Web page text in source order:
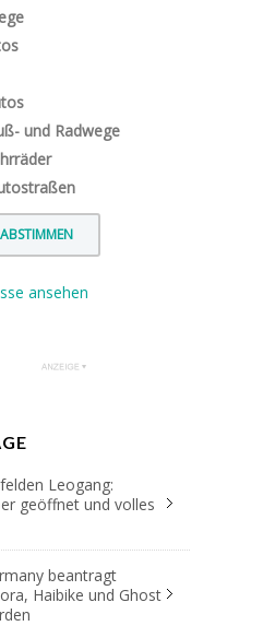
und Radwege
ansehen
Leogang:
geöffnet und volles
beantragt
Haibike und Ghost